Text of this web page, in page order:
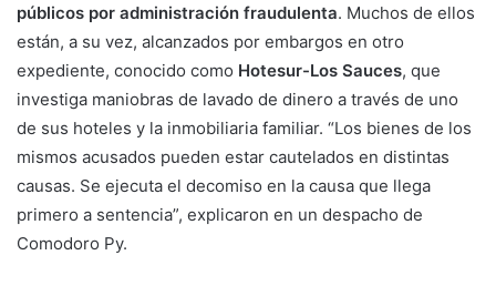
públicos por administración fraudulenta. Muchos de ellos
están, a su vez, alcanzados por embargos en otro
expediente, conocido como Hotesur-Los Sauces, que
investiga maniobras de lavado de dinero a través de uno
de sus hoteles y la inmobiliaria familiar. “Los bienes de los
mismos acusados pueden estar cautelados en distintas
causas. Se ejecuta el decomiso en la causa que llega
primero a sentencia”, explicaron en un despacho de
Comodoro Py.